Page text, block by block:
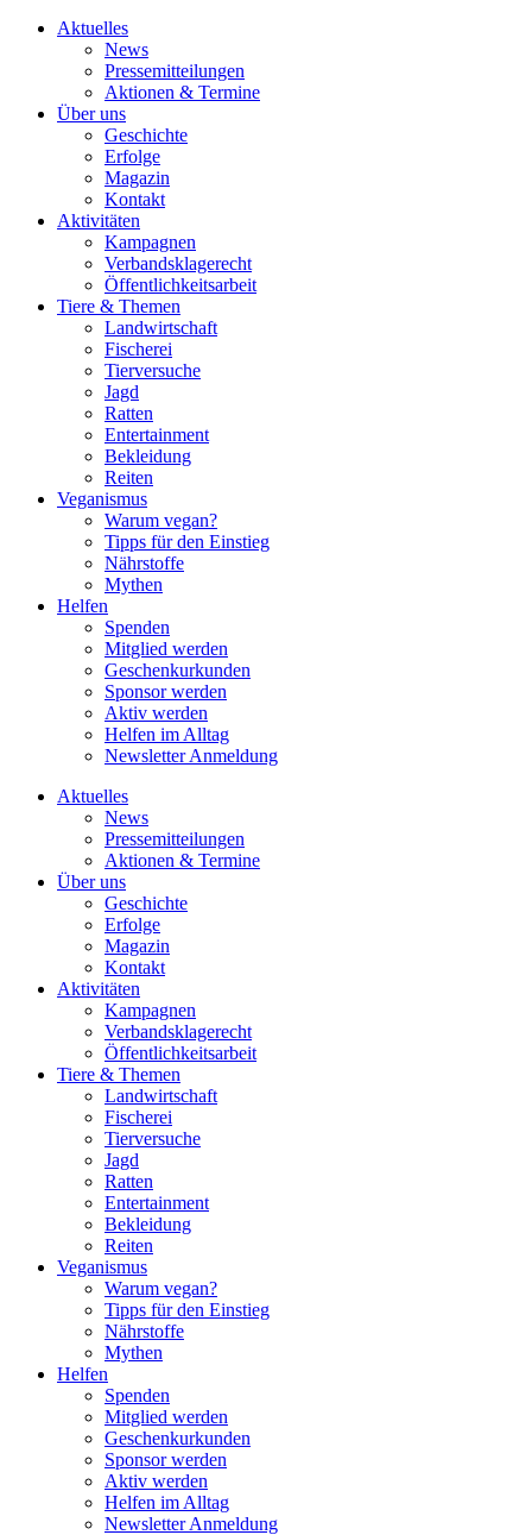
Aktuelles
News
Pressemitteilungen
Aktionen & Termine
Über uns
Geschichte
Erfolge
Magazin
Kontakt
Aktivitäten
Kampagnen
Verbandsklagerecht
Öffentlichkeitsarbeit
Tiere & Themen
Landwirtschaft
Fischerei
Tierversuche
Jagd
Ratten
Entertainment
Bekleidung
Reiten
Veganismus
Warum vegan?
Tipps für den Einstieg
Nährstoffe
Mythen
Helfen
Spenden
Mitglied werden
Geschenkurkunden
Sponsor werden
Aktiv werden
Helfen im Alltag
Newsletter Anmeldung
Aktuelles
News
Pressemitteilungen
Aktionen & Termine
Über uns
Geschichte
Erfolge
Magazin
Kontakt
Aktivitäten
Kampagnen
Verbandsklagerecht
Öffentlichkeitsarbeit
Tiere & Themen
Landwirtschaft
Fischerei
Tierversuche
Jagd
Ratten
Entertainment
Bekleidung
Reiten
Veganismus
Warum vegan?
Tipps für den Einstieg
Nährstoffe
Mythen
Helfen
Spenden
Mitglied werden
Geschenkurkunden
Sponsor werden
Aktiv werden
Helfen im Alltag
Newsletter Anmeldung